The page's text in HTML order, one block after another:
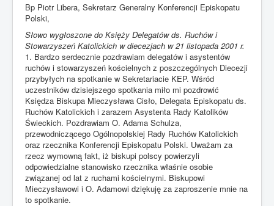
Bp Piotr Libera, Sekretarz Generalny Konferencji Episkopatu
Polski,
Słowo wygłoszone do Księży Delegatów ds. Ruchów i
Stowarzyszeń Katolickich w diecezjach w 21 listopada 2001 r.
1. Bardzo serdecznie pozdrawiam delegatów i asystentów
ruchów i stowarzyszeń kościelnych z poszczególnych Diecezji
przybyłych na spotkanie w Sekretariacie KEP. Wśród
uczestników dzisiejszego spotkania miło mi pozdrowić
Księdza Biskupa Mieczysława Cisło, Delegata Episkopatu ds.
Ruchów Katolickich i zarazem Asystenta Rady Katolików
Świeckich. Pozdrawiam O. Adama Schulza,
przewodniczącego Ogólnopolskiej Rady Ruchów Katolickich
oraz rzecznika Konferencji Episkopatu Polski. Uważam za
rzecz wymowną fakt, iż biskupi polscy powierzyli
odpowiedzialne stanowisko rzecznika właśnie osobie
związanej od lat z ruchami kościelnymi. Biskupowi
Mieczysławowi i O. Adamowi dziękuję za zaproszenie mnie na
to spotkanie.